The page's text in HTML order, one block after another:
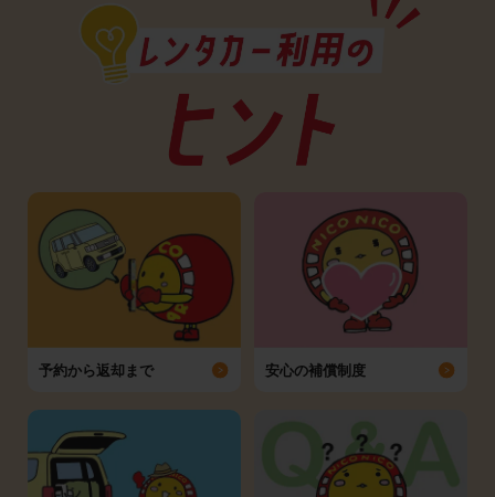
予約から返却まで 安心の補償制度